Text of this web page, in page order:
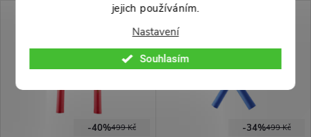
jejich používáním.
Nastavení
Souhlasím
ocelovým řetězem. Vhodné pro
trénink či zábavu.
499 Kč
-40% 499 Kč
-34%